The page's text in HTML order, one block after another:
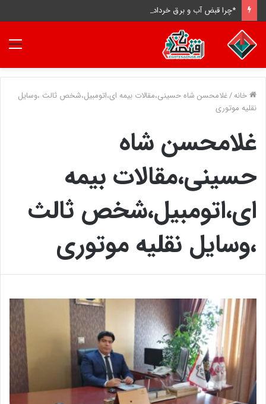
*چرا قبض آب و برق خرداد و تیر ۳ تا ۴ برابر شده است؟ *
منو
خانه/غلامحسن شاه حسینی،مقالات بیمه ای،اتومبیل،شخص ثالث ،وسایل
نقلیه موتوری
غلامحسن شاه
حسینی،مقالات بیمه
ای،اتومبیل،شخص ثالث
،وسایل نقلیه موتوری